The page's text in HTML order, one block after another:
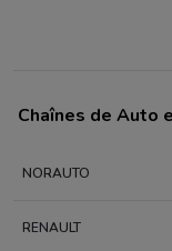
Chaînes de Auto
NORAUTO
RENAULT